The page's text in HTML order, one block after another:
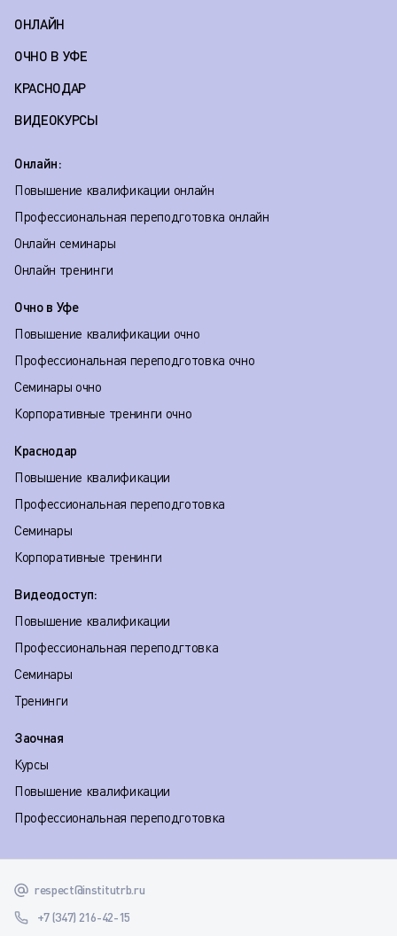
ОНЛАЙН
ОЧНО В УФЕ
КРАСНОДАР
ВИДЕОКУРСЫ
Онлайн:
Повышение квалификации онлайн
Профессиональная переподготовка онлайн
Онлайн семинары
Онлайн тренинги
Очно в Уфе
Повышение квалификации очно
Профессиональная переподготовка очно
Семинары очно
Корпоративные тренинги очно
Краснодар
Повышение квалификации
Профессиональная переподготовка
Семинары
Корпоративные тренинги
Видеодоступ:
Повышение квалификации
Профессиональная переподгтовка
Семинары
Тренинги
Заочная
Курсы
Повышение квалификации
Профессиональная переподготовка
respect@institutrb.ru
+7 (347) 216-42-15